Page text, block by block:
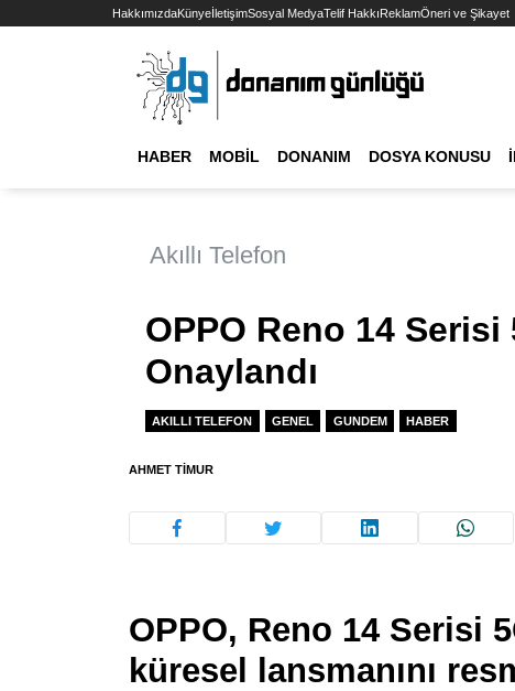
HakkımızdaKünyeİletişimSosyal MedyaTelif HakkıReklamÖneri ve Şikayet
HABER MOBIL DONANIM DOSYA KONUSU
Akıllı Telefon
OPPO Reno 14
Onaylandı
AKILLI TELEFON GENEL GUNDEM HABER
AHMET TIMUR
OPPO, Reno 14 Serisi
küresel lansmanını